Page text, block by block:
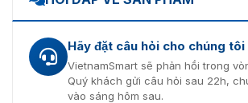
Hãy đặt câu hỏi cho chúng tôi
VietnamSmart sẽ phản hồi trong
Quý khách gửi câu hỏi sau 22h,
vào sáng hôm sau.